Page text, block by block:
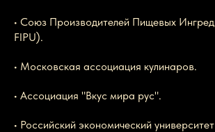
• Союз Производителей Пищевых
FIPU).
• Московская ассоциация кулинаров.
• Ассоциация "Вкус мира рус".
• Российский экономический